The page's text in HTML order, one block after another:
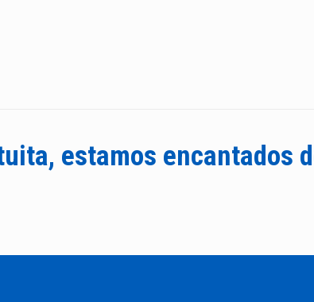
estamos encantados